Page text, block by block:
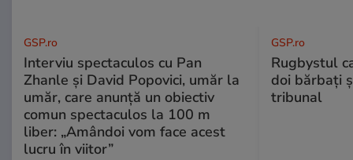
GSP.ro
Interviu spectaculos cu Pan
Zhanle și David Popovici, umăr la
umăr, care anunță un obiectiv
comun spectaculos la 100 m
liber: „Amândoi vom face acest
lucru în viitor”
GSP.ro
Rugbystul
doi bărbați
tribunal